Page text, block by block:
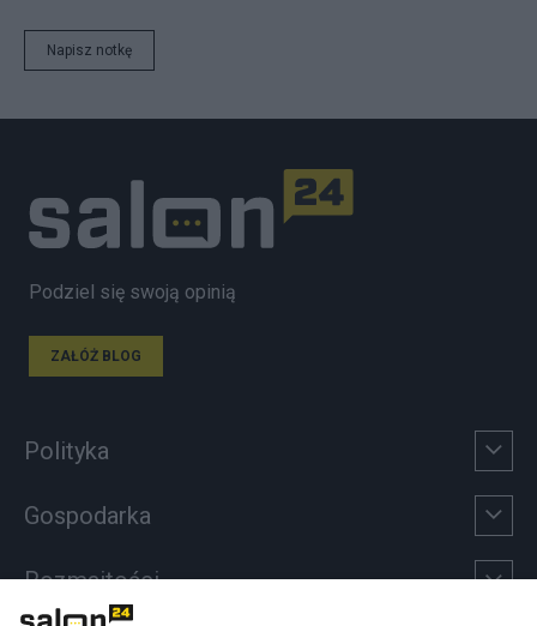
Napisz notkę
Podziel się swoją opinią
ZAŁÓŻ BLOG
Polityka
Gospodarka
Rozmaitości